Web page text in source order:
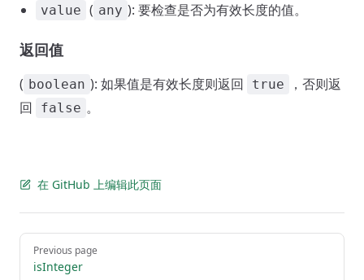
value ( any ): 要检查是否为有效长度的值。
返回值
( boolean ): 如果值是有效长度则返回 true
，否则返
回
false 。
在 GitHub 上编辑此页面
Pager
Previous page
isInteger